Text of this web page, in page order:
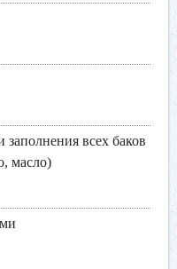
всех баков
масло)